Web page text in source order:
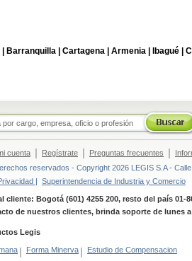
Barranquilla | Cartagena | Armenia | Ibagué |
cuenta | Regístrate | Preguntas frecuentes |
reservados - Copyright 2026 LEGIS S.A -
| Superintendencia de Industria y Comercio
cliente: Bogotá (601) 4255 200, resto del país 01-
de nuestros clientes, brinda soporte de lunes
Legis
| Forma Minerva | Estudio de Compensacion